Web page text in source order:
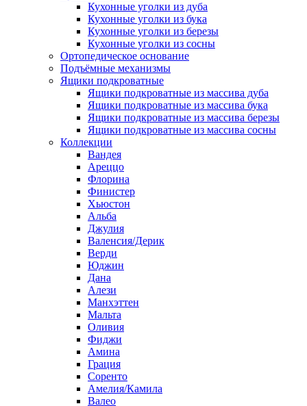
Кухонные уголки из дуба
Кухонные уголки из бука
Кухонные уголки из березы
Кухонные уголки из сосны
Ортопедическое основание
Подъёмные механизмы
Ящики подкроватные
Ящики подкроватные из массива дуба
Ящики подкроватные из массива бука
Ящики подкроватные из массива березы
Ящики подкроватные из массива сосны
Коллекции
Вандея
Ареццо
Флорина
Финистер
Хьюстон
Альба
Джулия
Валенсия/Дерик
Верди
Юджин
Дана
Алези
Манхэттен
Мальта
Оливия
Фиджи
Амина
Грация
Соренто
Амелия/Камила
Валео